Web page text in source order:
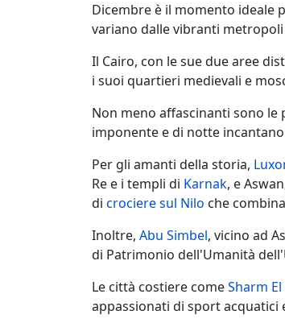
Dicembre è il momento ideale
variano dalle vibranti
Il Cairo, con le sue due aree
i suoi quartieri medievali e
Non meno affascinanti sono le
imponente e di notte
Per gli amanti della storia,
Re e i templi di Karnak, e
di crociere sul Nilo che
Inoltre, Abu Simbel, vicino ad
di Patrimonio dell'Umanità
Le città costiere comeSharm
appassionati di sport acquatici